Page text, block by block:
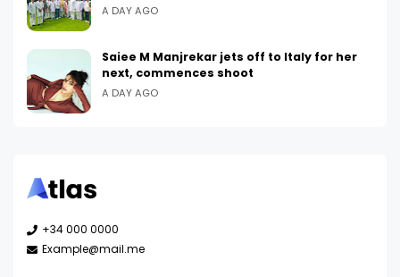
A DAY AGO
Saiee M Manjrekar jets off to Italy for her
next, commences shoot
A DAY AGO
+34 000 0000
Example@mail.me